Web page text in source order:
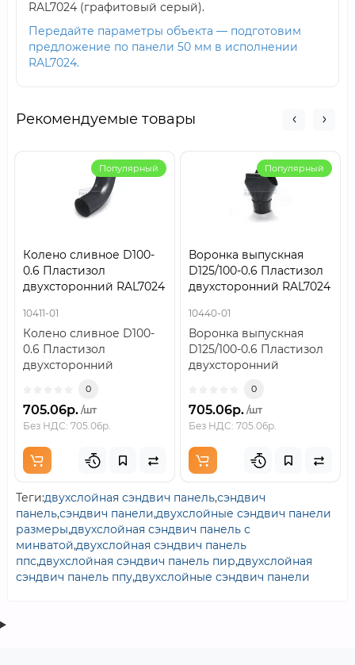
RAL7024 (графитовый серый).
Передайте параметры объекта — подготовим
предложение по панели 50 мм в исполнении
RAL7024.
Рекомендуемые товары
Популярный
Колено сливное D100-
0.6 Пластизол
двухсторонний RAL7024
10411-01
Колено сливное D100-
0.6 Пластизол
двухсторонний
0
705.06р. /шт
Без НДС: 705.06р.
Популярный
Воронка выпускная
D125/100-0.6 Пластизол
двухсторонний RAL7024
10440-01
Воронка выпускная
D125/100-0.6 Пластизол
двухсторонний
0
705.06р. /шт
Без НДС: 705.06р.
Теги:двухслойная сэндвич панель,сэндвич
панель,сэндвич панели,двухслойные сэндвич панели
размеры,двухслойная сэндвич панель с
минватой,двухслойная сэндвич панель
ппс,двухслойная сэндвич панель пир,двухслойная
сэндвич панель ппу,двухслойные сэндвич панели